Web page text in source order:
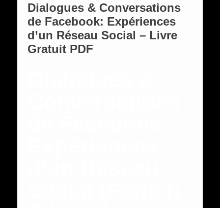
Dialogues & Conversations
de Facebook: Expériences
d’un Réseau Social – Livre
Gratuit PDF